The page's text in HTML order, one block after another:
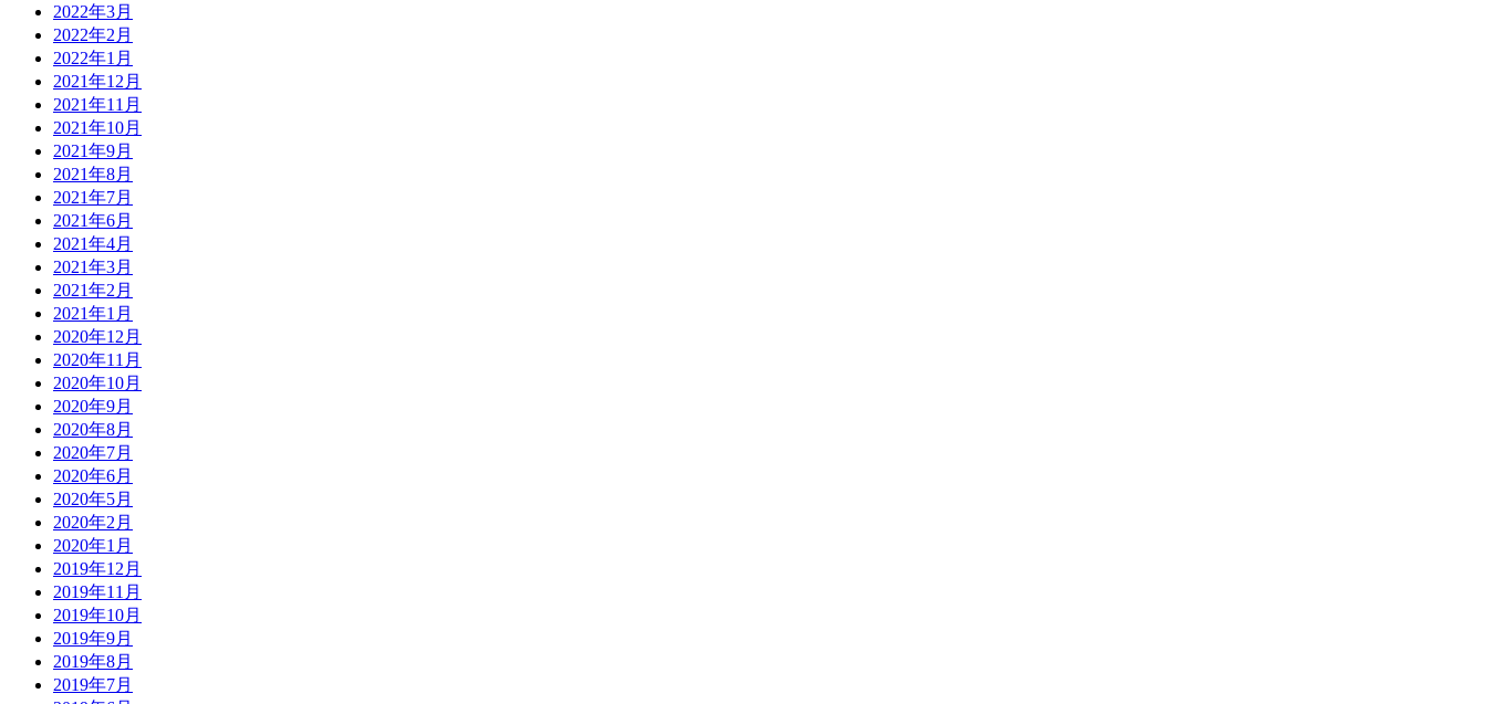
2022年3月
2022年2月
2022年1月
2021年12月
2021年11月
2021年10月
2021年9月
2021年8月
2021年7月
2021年6月
2021年4月
2021年3月
2021年2月
2021年1月
2020年12月
2020年11月
2020年10月
2020年9月
2020年8月
2020年7月
2020年6月
2020年5月
2020年2月
2020年1月
2019年12月
2019年11月
2019年10月
2019年9月
2019年8月
2019年7月